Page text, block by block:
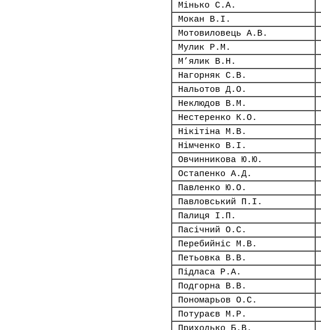
Мінько С.А.
Мокан В.І.
Мотовиловець А.В.
Мулик Р.М.
М’ялик В.Н.
Нагорняк С.В.
Нальотов Д.О.
Неклюдов В.М.
Нестеренко К.О.
Нікітіна М.В.
Німченко В.І.
Овчинникова Ю.Ю.
Остапенко А.Д.
Павленко Ю.О.
Павловський П.І.
Палиця І.П.
Пасічний О.С.
Перебийніс М.В.
Петьовка В.В.
Підласа Р.А.
Подгорна В.В.
Пономарьов О.С.
Потураєв М.Р.